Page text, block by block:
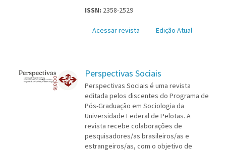
ISSN: 2358-2529
Acessar revista Edição Atual
Perspectivas Sociais
Perspectivas Sociais é uma revista
editada pelos discentes do Programa de
Pós-Graduação em Sociologia da
Universidade Federal de Pelotas. A
revista recebe colaborações de
pesquisadores/as brasileiros/as e
estrangeiros/as, com o objetivo de